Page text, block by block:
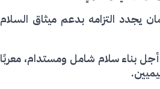
يجدد التزامه بدعم ميثاق السلام
بناء سلام شامل ومستدام، معربًا